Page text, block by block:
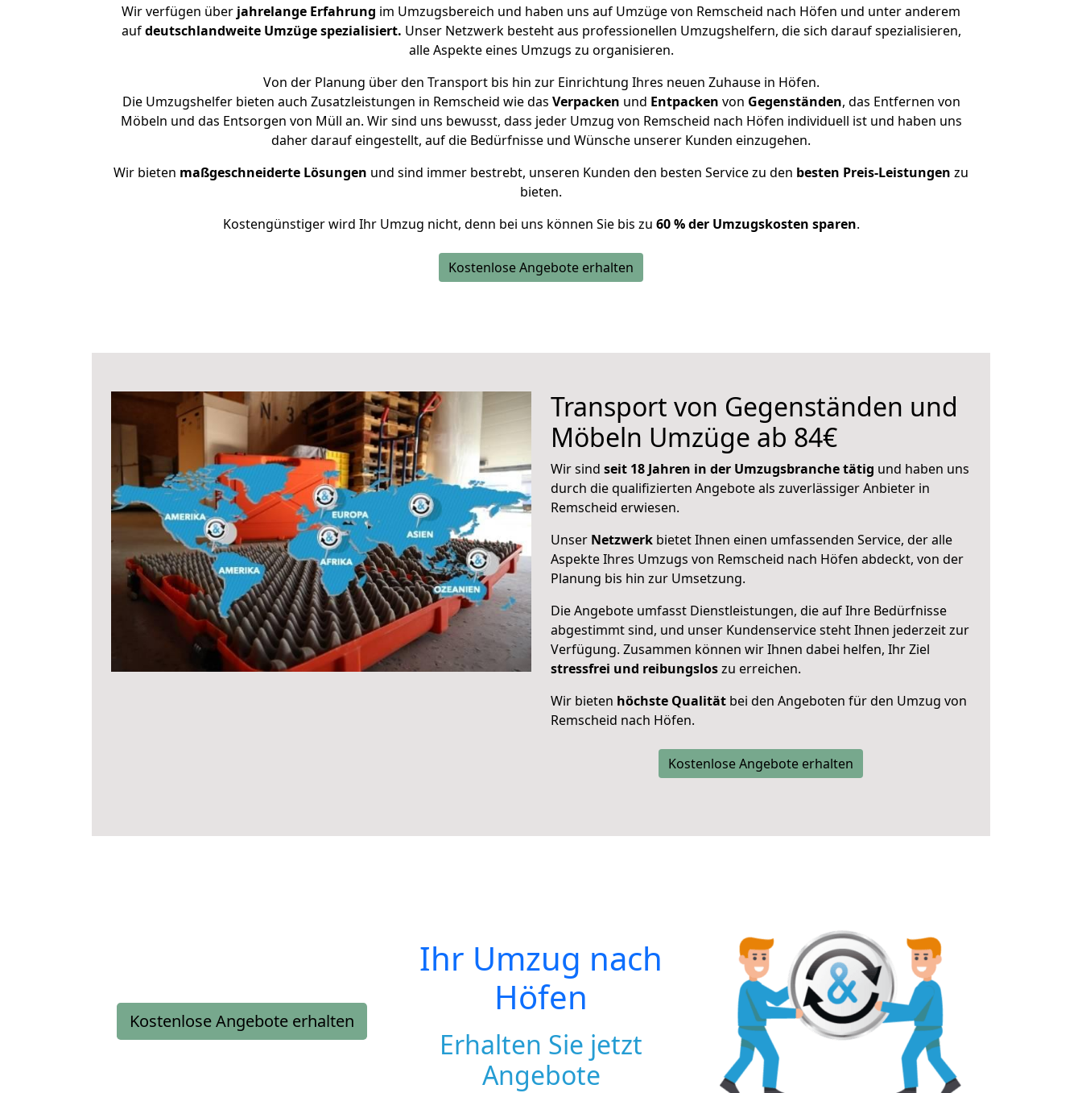
Wir verfügen über jahrelange Erfahrung im Umzugsbereich und haben uns auf Umzüge von Remscheid nach Höfen und unter anderem
aufdeutschlandweite Umzüge spezialisiert. Unser Netzwerk besteht aus professionellen Umzugshelfern, die sich darauf spezialisieren,
alle Aspekte eines Umzugs zu organisieren.
Von der Planung über den Transport bis hin zur Einrichtung Ihres neuen Zuhause in Höfen.
Die Umzugshelfer bieten auch Zusatzleistungen in Remscheid wie das Verpacken und Entpacken von Gegenständen, das Entfernen von
Möbeln und das Entsorgen von Müll an. Wir sind uns bewusst, dass jeder Umzug von Remscheid nach Höfen individuell ist und haben uns
daher darauf eingestellt, auf die Bedürfnisse und Wünsche unserer Kunden einzugehen.
Wir bieten maßgeschneiderte Lösungen und sind immer bestrebt, unseren Kunden den besten Service zu den besten Preis-Leistungen zu
bieten.
Kostengünstiger wird Ihr Umzug nicht, denn bei uns können Sie bis zu 60 % der Umzugskosten sparen.
Kostenlose Angebote erhalten
Transport von Gegenständen und
Möbeln Umzüge ab 84€
Wir sind seit 18 Jahren in der Umzugsbranche tätig und haben uns
durch die qualifizierten Angebote als zuverlässiger Anbieter in
Remscheid erwiesen.
Unser Netzwerk bietet Ihnen einen umfassenden Service, der alle
Aspekte Ihres Umzugs von Remscheid nach Höfen abdeckt, von der
Planung bis hin zur Umsetzung.
Die Angebote umfasst Dienstleistungen, die auf Ihre Bedürfnisse
abgestimmt sind, und unser Kundenservice steht Ihnen jederzeit zur
Verfügung. Zusammen können wir Ihnen dabei helfen, Ihr Ziel
stressfrei und reibungsloszu erreichen.
Wir bieten höchste Qualität bei den Angeboten für den Umzug von
Remscheid nach Höfen.
Kostenlose Angebote erhalten
Kostenlose Angebote erhalten
Ihr Umzug nach
Höfen
Erhalten Sie jetzt
Angebote